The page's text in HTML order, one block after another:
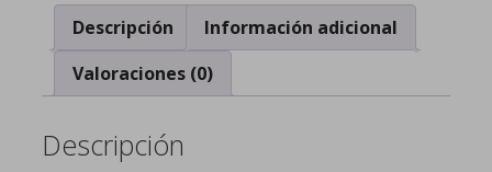
cantidad
Descripción
Información adicional
Valoraciones (0)
Descripción